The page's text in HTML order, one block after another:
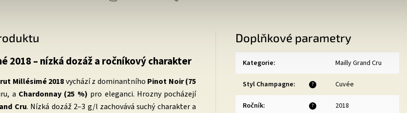
2018 – nízká dozáž a ročníkový charakter
Millésimé 2018vychází z dominantního Pinot Noir (75
a Chardonnay (25 %) pro eleganci. Hrozny pocházejí
Cru. Nízká dozáž 2–3 g/l zachovává suchý charakter a
Doplňkové parametry
Kategorie: Mailly Grand Cru
?
Styl Champagne: Cuvée
?
Ročník: 2018